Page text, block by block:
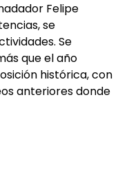
Felipe
se
Se
que el año
histórica, con
anteriores donde